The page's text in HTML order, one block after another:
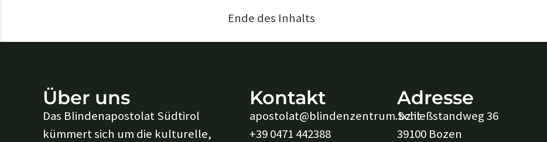
Ende des Inhalts
Über uns
Das Blindenapostolat Südtirol
kümmert sich um die kulturelle,
Kontakt
apostolat@blindenzentrum.bz.it
+39 0471 442388
Adresse
Schießstandweg 36
39100 Bozen